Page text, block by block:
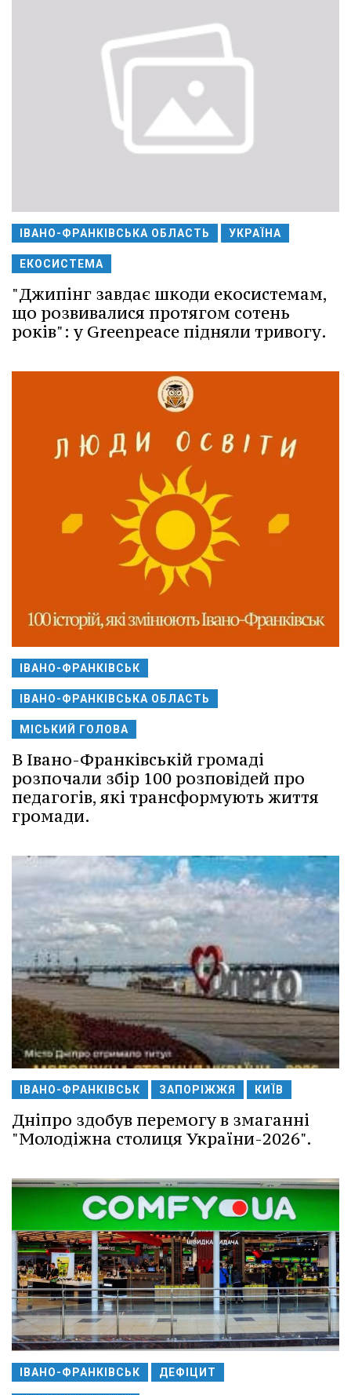
ІВАНО-ФРАНКІВСЬКА ОБЛАСТЬ УКРАЇНА
ЕКОСИСТЕМА
"Джипінг завдає шкоди екосистемам,
що розвивалися протягом сотень
років": у Greenpeace підняли тривогу.
ІВАНО-ФРАНКІВСЬК
ІВАНО-ФРАНКІВСЬКА ОБЛАСТЬ
МІСЬКИЙ ГОЛОВА
В Івано-Франківській громаді
розпочали збір 100 розповідей про
педагогів, які трансформують життя
громади.
ІВАНО-ФРАНКІВСЬК ЗАПОРІЖЖЯ КИЇВ
Дніпро здобув перемогу в змаганні
"Молодіжна столиця України-2026".
ІВАНО-ФРАНКІВСЬК ДЕФІЦИТ